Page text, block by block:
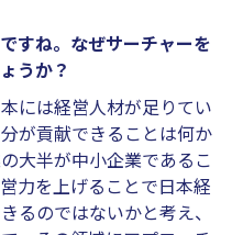
すね。なぜサーチャーを
うか？
には経営人材が足りてい
が貢献できることは何か
大半が中小企業であるこ
力を上げることで日本経
るのではないかと考え、